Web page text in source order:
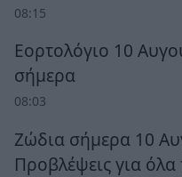
08:15
Εορτολόγιο 10
σήμερα
08:03
Ζώδια σήμερα 10
Προβλέψεις για